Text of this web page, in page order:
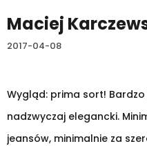
Maciej
2017-04-08
Wygląd: prima sort!
nadzwyczaj elegancki.
jeansów, minimalnie za